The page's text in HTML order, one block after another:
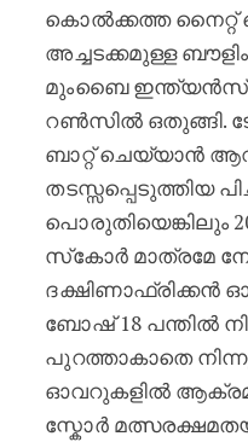
കൊൽക്കത്ത നൈറ്റ്
അച്ചടക്കമുള്ള
മുംബൈ ഇന്ത്യൻസ് 8
റൺസിൽ ഒതുങ്ങി.
ബാറ്റ് ചെയ്യാൻ
തടസ്സപ്പെടുത്തിയ
പൊരുതിയെങ്കിലും
സ്‌കോർ മാത്രമേ
ദക്ഷിണാഫ്രിക്കൻ
ബോഷ് 18 പന്തിൽ
പുറത്താകാതെ
ഓവറുകളിൽ
സ്കോർ